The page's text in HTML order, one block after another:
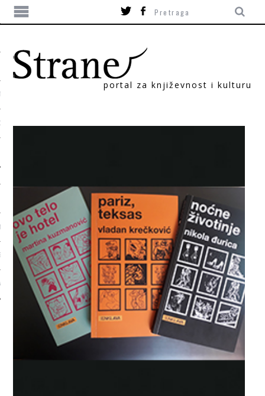
portal za književnost i kulturu